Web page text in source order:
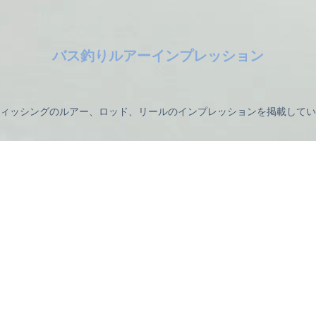
バス釣りルアーインプレッション
ッシングのルアー、ロッド、リールのインプレッションを掲載して